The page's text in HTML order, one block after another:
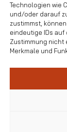
Technologien wie
und/oder darauf
zustimmst,
eindeutige IDs auf
Zustimmung nicht
Merkmale und
E-Mail:
© Copyright